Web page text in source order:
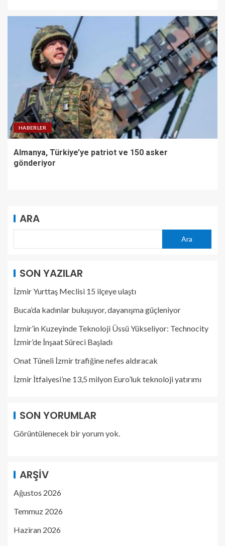
HABERLER
Almanya, Türkiye’ye patriot ve 150 asker
gönderiyor
ARA
Ara
SON YAZILAR
İzmir Yurttaş Meclisi 15 ilçeye ulaştı
Buca’da kadınlar buluşuyor, dayanışma güçleniyor
İzmir’in Kuzeyinde Teknoloji Üssü Yükseliyor: Technocity
İzmir’de İnşaat Süreci Başladı
Onat Tüneli İzmir trafiğine nefes aldıracak
İzmir İtfaiyesi’ne 13,5 milyon Euro’luk teknoloji yatırımı
SON YORUMLAR
Görüntülenecek bir yorum yok.
ARŞIV
Ağustos 2026
Temmuz 2026
Haziran 2026